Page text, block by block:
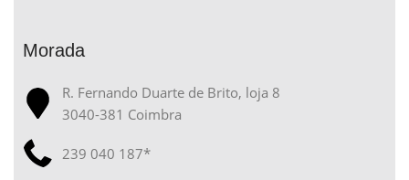
Morada
R. Fernando Duarte de Brito, loja 8
3040-381 Coimbra
239 040 187*